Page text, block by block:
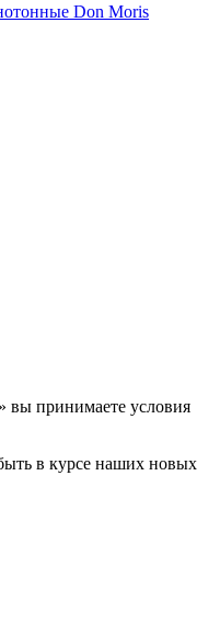
Don Moris
вы принимаете условия
в курсе наших новых